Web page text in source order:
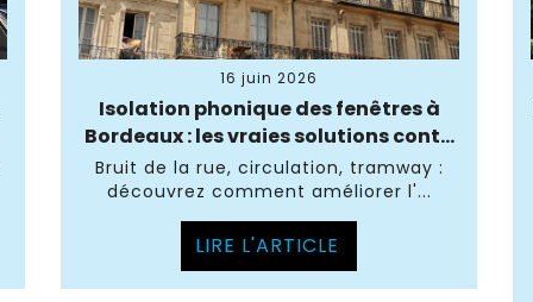
16 juin 2026
Isolation phonique des fenêtres à
Bordeaux : les vraies solutions cont...
Bruit de la rue, circulation, tramway :
découvrez comment améliorer l'...
LIRE L'ARTICLE